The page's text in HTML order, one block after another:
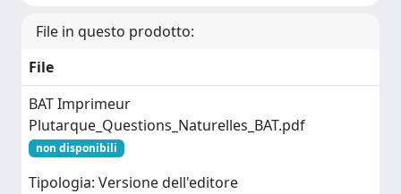
File in questo prodotto:
File
BAT Imprimeur
Plutarque_Questions_Naturelles_BAT.pdf
non disponibili
Tipologia: Versione dell'editore